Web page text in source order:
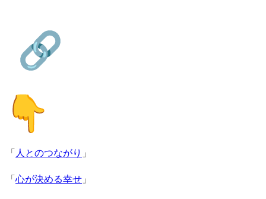
「 人とのつながり 」
「 心が決める幸せ 」